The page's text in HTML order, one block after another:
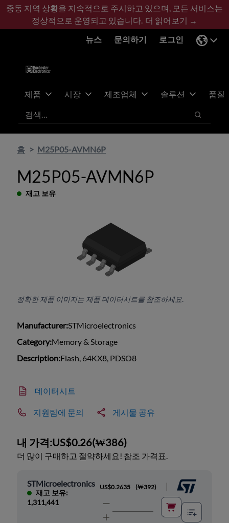
기
콘
바
글
중동 지역 상황을 지속적으로 주시하고 있으며, 모든 서비스는
정상적으로 운영되고 있습니다. 더 읽어보기 →
뉴스
문의하기 로그인
제품 시장 제조업체 솔루션
품질
검색
검색
홈 M25P05-AVMN6P
M25P05-AVMN6P
재고 보유
정확한 제품 이미지는 제품 데이터시트를 참조하세요.
Manufacturer:STMicroelectronics
Category:Memory & Storage
Description:Flash, 64KX8, PDSO8
데이터시트
지원팀에 문의 게시물 공유
내 가격:US$0.26(₩386)
더 많이 구매하고 절약하세요! 참조 가격표.
STMicroelectronics
재고 보유:
1,311,441
US$0.2635 (₩392)